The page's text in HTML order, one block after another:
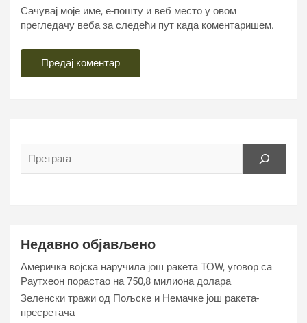
Сачувај моје име, е-пошту и веб место у овом
прегледачу веба за следећи пут када коментаришем.
Недавно објављено
Америчка војска наручила још ракета ТОW, уговор са
Раyтхеон порастао на 750,8 милиона долара
Зеленски тражи од Пољске и Немачке још ракета-
пресретача